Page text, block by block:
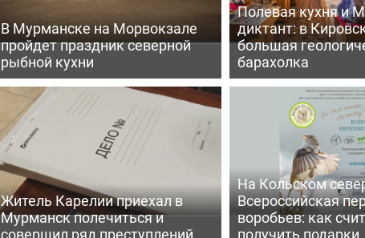
В Мурманске на Морвокзале
пройдет праздник северной
рыбной кухни
Полевая кухня и
диктант: в
большая
барахолка
Житель Карелии приехал в
Мурманск полечиться и
совершил ряд преступлений
На Кольском
Всероссийская
воробьев: как
получить подарки